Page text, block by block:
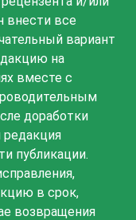
внести все
вариант
на
вместе с
доработки
редакция
публикации.
в срок,
возвращения